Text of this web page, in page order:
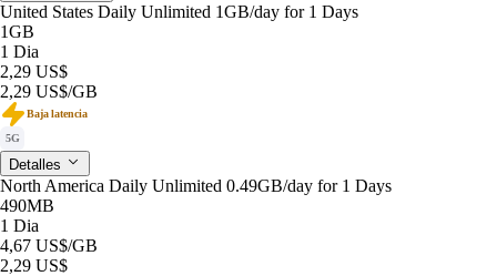
United States Daily Unlimited 1GB/day for 1 Days
1GB
1 Dia
2,29 US$
2,29 US$/GB
Baja latencia
5G
Detalles
North America Daily Unlimited 0.49GB/day for 1 Days
490MB
1 Dia
4,67 US$/GB
2,29 US$